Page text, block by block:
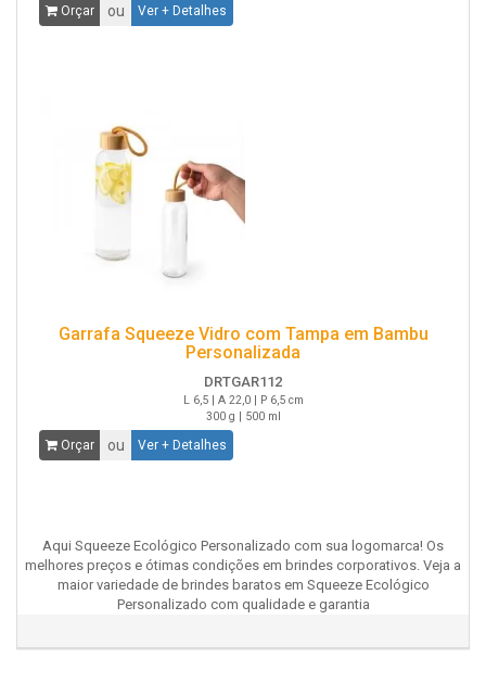
Orçar ou Ver + Detalhes
Garrafa Squeeze Vidro com Tampa em Bambu
Personalizada
DRTGAR112
L 6,5 | A 22,0 | P 6,5 cm
300 g | 500 ml
Orçar ou Ver + Detalhes
Aqui Squeeze Ecológico Personalizado com sua logomarca! Os
melhores preços e ótimas condições em brindes corporativos. Veja a
maior variedade de brindes baratos em Squeeze Ecológico
Personalizado com qualidade e garantia